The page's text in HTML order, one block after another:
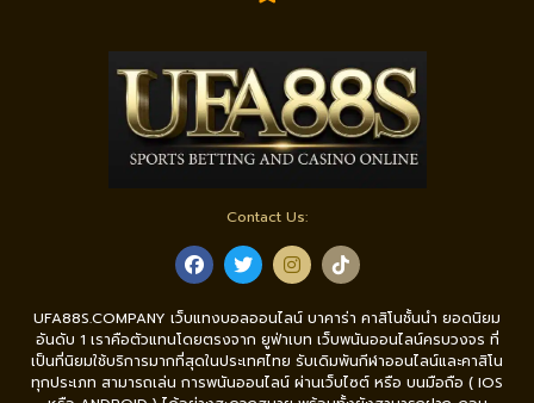
Contact Us:
UFA88S.COMPANY เว็บแทงบอลออนไลน์ บาคาร่า คาสิโนชั้นนำ ยอดนิยม
อันดับ 1 เราคือตัวแทนโดยตรงจาก ยูฟ่าเบท เว็บพนันออนไลน์ครบวงจร ที่
เป็นที่นิยมใช้บริการมากที่สุดในประเทศไทย รับเดิมพันกีฬาออนไลน์และคาสิโน
ทุกประเภท สามารถเล่น การพนันออนไลน์ ผ่านเว็บไซต์ หรือ บนมือถือ ( IOS